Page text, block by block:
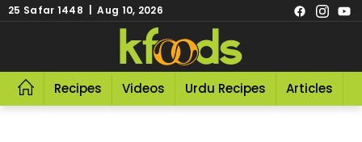
25 Safar 1448 | Aug 10, 2026
Recipes Videos Urdu Recipes Articles